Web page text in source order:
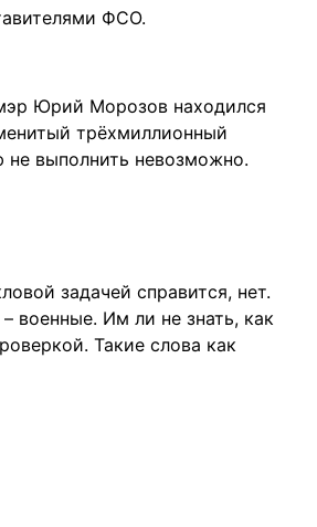
ФСО.
Юрий Морозов находился
трёхмиллионный
не выполнить невозможно.
задачей справится, нет.
военные. Им ли не знать, как
Такие слова как